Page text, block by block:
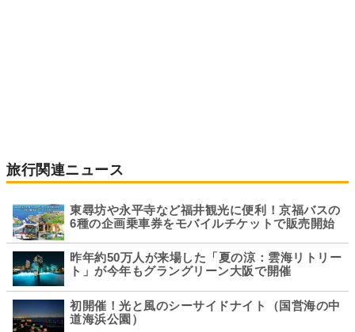
旅行関連ニュース
東尋坊や永平寺など福井観光に便利！京福バスの
6種の企画乗車券をモバイルチケットで販売開始
昨年約50万人が来場した「夏の涼：雲海リトリー
ト」が今年もグラングリーン大阪で開催
初開催！光と風のシーサイドナイト（国営海の中
道海浜公園）